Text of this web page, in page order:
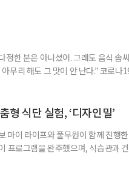
드가 함께 주목받고 있습니다. K-푸
정한 분은 아니셨어. 그래도 음식 솜
무리 해도 그 맛이 안 난다.” 코로나
할머니로 기억하고 있습니다. 할머
식단 실험, ‘디자인밀’
마이 라이프와 풀무원이 함께 진행
프로그램을 완주했으며, 식습관과